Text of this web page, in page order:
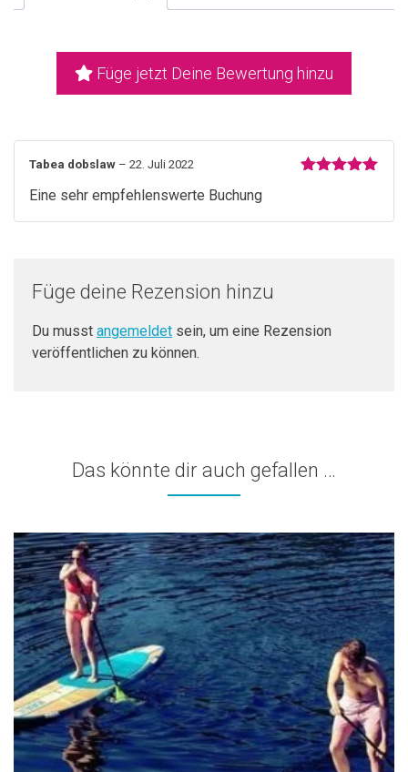
Füge jetzt Deine Bewertung hinzu
Tabea dobslaw – 22. Juli 2022
Eine sehr empfehlenswerte Buchung
Füge deine Rezension hinzu
Du musst angemeldet sein, um eine Rezension
veröffentlichen zu können.
Das könnte dir auch gefallen …